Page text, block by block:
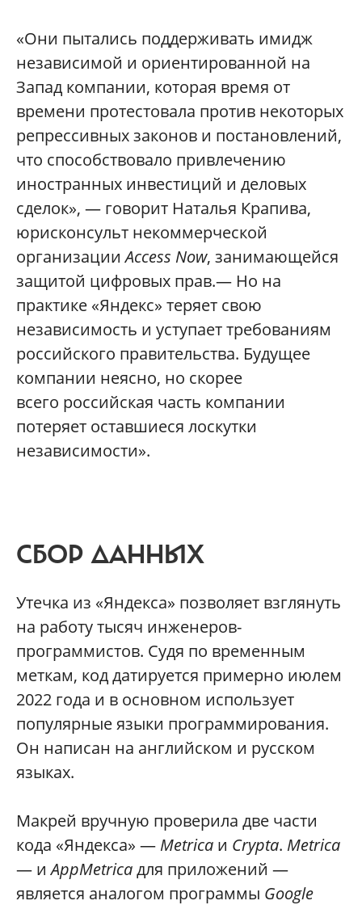
«Они пытались поддерживать имидж
независимой и ориентированной на
Запад компании, которая время от
времени протестовала против некоторых
репрессивных законов и постановлений,
что способствовало привлечению
иностранных инвестиций и деловых
сделок», — говорит Наталья Крапива,
юрисконсульт некоммерческой
организацииAccess Now, занимающейся
защитой цифровых прав.— Но на
практике «Яндекс» теряет свою
независимость и уступает требованиям
российского правительства. Будущее
компании неясно, но скорее
всего российская часть компании
потеряет оставшиеся лоскутки
независимости».
СБОР ДАННЫХ
Утечка из «Яндекса» позволяет взглянуть
на работу тысяч инженеров-
программистов. Судя по временным
меткам, код датируется примерно июлем
2022 года и в основном использует
популярные языки программирования.
Он написан на английском и русском
языках.
Макрей вручную проверила две части
кода «Яндекса» — Metrica и Crypta. Metrica
— иAppMetricaдля приложений —
является аналогом программы Google